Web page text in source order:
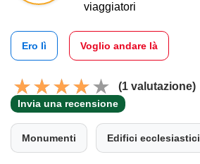
viaggiatori
Ero lì Voglio andare là
(1 valutazione)
Invia una recensione
Monumenti Edifici ecclesiastici